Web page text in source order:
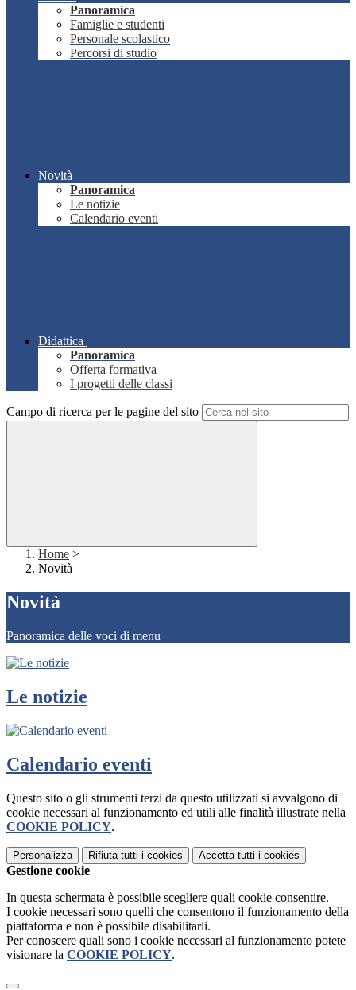
Panoramica
Famiglie e studenti
Personale scolastico
Percorsi di studio
Novità
Panoramica
Le notizie
Calendario eventi
Didattica
Panoramica
Offerta formativa
I progetti delle classi
Campo di ricerca per le pagine del sito
Home >
Novità
Novità
Panoramica delle voci di menu
Le notizie
Calendario eventi
Questo sito o gli strumenti terzi da questo utilizzati si avvalgono di
cookie necessari al funzionamento ed utili alle finalità illustrate nella
COOKIE POLICY.
Personalizza Rifiuta tutti i cookies Accetta tutti i cookies
Gestione cookie
In questa schermata è possibile scegliere quali cookie consentire.
I cookie necessari sono quelli che consentono il funzionamento della
piattaforma e non è possibile disabilitarli.
Per conoscere quali sono i cookie necessari al funzionamento potete
visionare la COOKIE POLICY.